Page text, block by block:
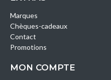
Marques
Chèques-cadeaux
Contact
Promotions
MON COMPTE